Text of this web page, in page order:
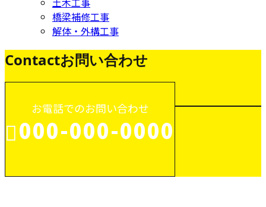
橋梁補修工事
解体・外構工事
Contactお問い合わせ
お電話でのお問い合わせ
000-000-0000